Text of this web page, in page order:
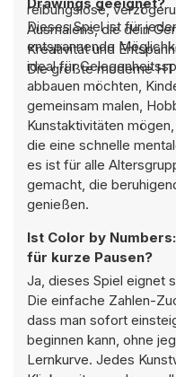
reibungslose,
Ausmalens, die dein
Kreativität und
Die größte moderne
Dieses Spiel ist für
entspannende
ideal für
abbauen möchten,
gemeinsam malen,
Kunstaktivitäten
die eine schnelle
es ist für alle
gemacht, die
genießen.
Ist Color by
für kurze Pausen?
Ja, dieses Spiel eignet
Die einfache Zahlen-
dass man sofort
beginnen kann, ohne
Lernkurve. Jedes